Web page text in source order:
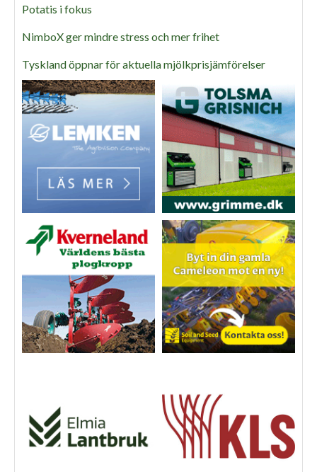
Potatis i fokus
NimboX ger mindre stress och mer frihet
Tyskland öppnar för aktuella mjölkprisjämförelser